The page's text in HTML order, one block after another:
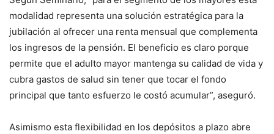
modalidad representa una solución estratégica para la
jubilación al ofrecer una renta mensual que complementa
los ingresos de la pensión. El beneficio es claro porque
permite que el adulto mayor mantenga su calidad de vida y
cubra gastos de salud sin tener que tocar el fondo
principal que tanto esfuerzo le costó acumular”, aseguró.
Asimismo esta flexibilidad en los depósitos a plazo abre